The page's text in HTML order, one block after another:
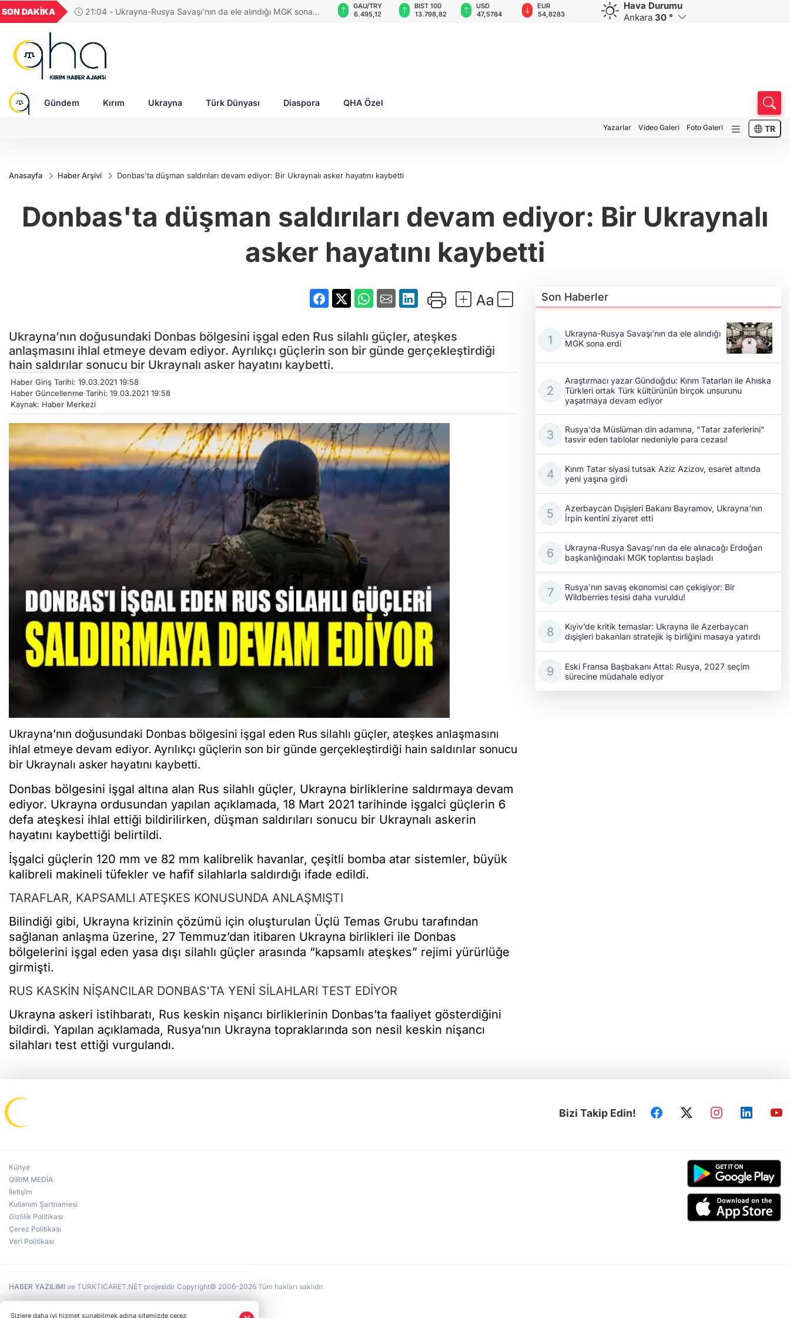
SON DAKİKA
17:38 - Araştırmacı yazar Gündoğdu: Kırım Tatarları ile Ahıska
1,1818
18,1944
16,2273
28,0626
0,0018
GAU/TRY
6.495,12
BIST 100
13.798,82
USD
47,5784
54,8283
63,9299
CHF
58,5220
CAD
33,9434
Hava Durumu
Ankara 30 °
Gündem Kırım Ukrayna Türk Dünyası Diaspora QHA Özel
Yazarlar Video Galeri Foto Galeri TR
Anasayfa Haber Arşivi Donbas'ta düşman saldırıları devam ediyor: Bir Ukraynalı asker hayatını kaybetti
Donbas'ta düşman saldırıları devam ediyor: Bir Ukraynalı
asker hayatını kaybetti
Ukrayna’nın doğusundaki Donbas bölgesini işgal eden Rus silahlı güçler, ateşkes
anlaşmasını ihlal etmeye devam ediyor. Ayrılıkçı güçlerin son bir günde gerçekleştirdiği
hain saldırılar sonucu bir Ukraynalı asker hayatını kaybetti.
Haber Giriş Tarihi: 19.03.2021 19:58
Haber Güncellenme Tarihi: 19.03.2021 19:58
Kaynak: Haber Merkezi
Ukrayna’nın doğusundaki Donbas bölgesini işgal eden Rus silahlı güçler, ateşkes anlaşmasını
ihlal etmeye devam ediyor. Ayrılıkçı güçlerin son bir günde gerçekleştirdiği hain saldırılar sonucu
bir Ukraynalı asker hayatını kaybetti.
Donbas bölgesini işgal altına alan Rus silahlı güçler, Ukrayna birliklerine saldırmaya devam
ediyor. Ukrayna ordusundan yapılan açıklamada, 18 Mart 2021 tarihinde işgalci güçlerin 6
defa ateşkesi ihlal ettiği bildirilirken, düşman saldırıları sonucu bir Ukraynalı askerin
hayatını kaybettiği belirtildi.
İşgalci güçlerin 120 mm ve 82 mm kalibrelik havanlar, çeşitli bomba atar sistemler, büyük
kalibreli makineli tüfekler ve hafif silahlarla saldırdığı ifade edildi.
TARAFLAR, KAPSAMLI ATEŞKES KONUSUNDA ANLAŞMIŞTI
Bilindiği gibi, Ukrayna krizinin çözümü için oluşturulan Üçlü Temas Grubu tarafından
sağlanan anlaşma üzerine, 27 Temmuz’dan itibaren Ukrayna birlikleri ile Donbas
bölgelerini işgal eden yasa dışı silahlı güçler arasında “kapsamlı ateşkes” rejimi yürürlüğe
girmişti.
RUS KASKİN NİŞANCILAR DONBAS'TA YENİ SİLAHLARI TEST EDİYOR
Ukrayna askeri istihbaratı, Rus keskin nişancı birliklerinin Donbas’ta faaliyet gösterdiğini
bildirdi. Yapılan açıklamada, Rusya’nın Ukrayna topraklarında son nesil keskin nişancı
silahları test ettiği vurgulandı.
Son Haberler
Ukrayna-Rusya Savaşı'nın da ele alındığı
MGK sona erdi
Araştırmacı yazar Gündoğdu: Kırım Tatarları ile Ahıska
Türkleri ortak Türk kültürünün birçok unsurunu
yaşatmaya devam ediyor
Rusya'da Müslüman din adamına, "Tatar zaferlerini"
tasvir eden tablolar nedeniyle para cezası!
Kırım Tatar siyasi tutsak Aziz Azizov, esaret altında
yeni yaşına girdi
Azerbaycan Dışişleri Bakanı Bayramov, Ukrayna'nın
İrpin kentini ziyaret etti
Ukrayna-Rusya Savaşı'nın da ele alınacağı Erdoğan
başkanlığındaki MGK toplantısı başladı
Rusya’nın savaş ekonomisi can çekişiyor: Bir
Wildberries tesisi daha vuruldu!
Kıyiv’de kritik temaslar: Ukrayna ile Azerbaycan
dışişleri bakanları stratejik iş birliğini masaya yatırdı
Eski Fransa Başbakanı Attal: Rusya, 2027 seçim
sürecine müdahale ediyor
Bizi Takip Edin!
Künye
QIRIM MEDİA
İletişim
Kullanım Şartnamesi
Gizlilik Politikası
Çerez Politikası
Veri Politikası
HABER YAZILIMI ve TURKTICARET.NET projesidir Copyright© 2006-2026 Tüm hakları saklıdır.
Sizlere daha iyi hizmet sunabilmek adına sitemizde çerez